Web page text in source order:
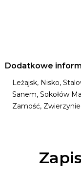
Dodatkowe
Leżajsk, Nisko,
Sanem, Sokołów
Zamość,